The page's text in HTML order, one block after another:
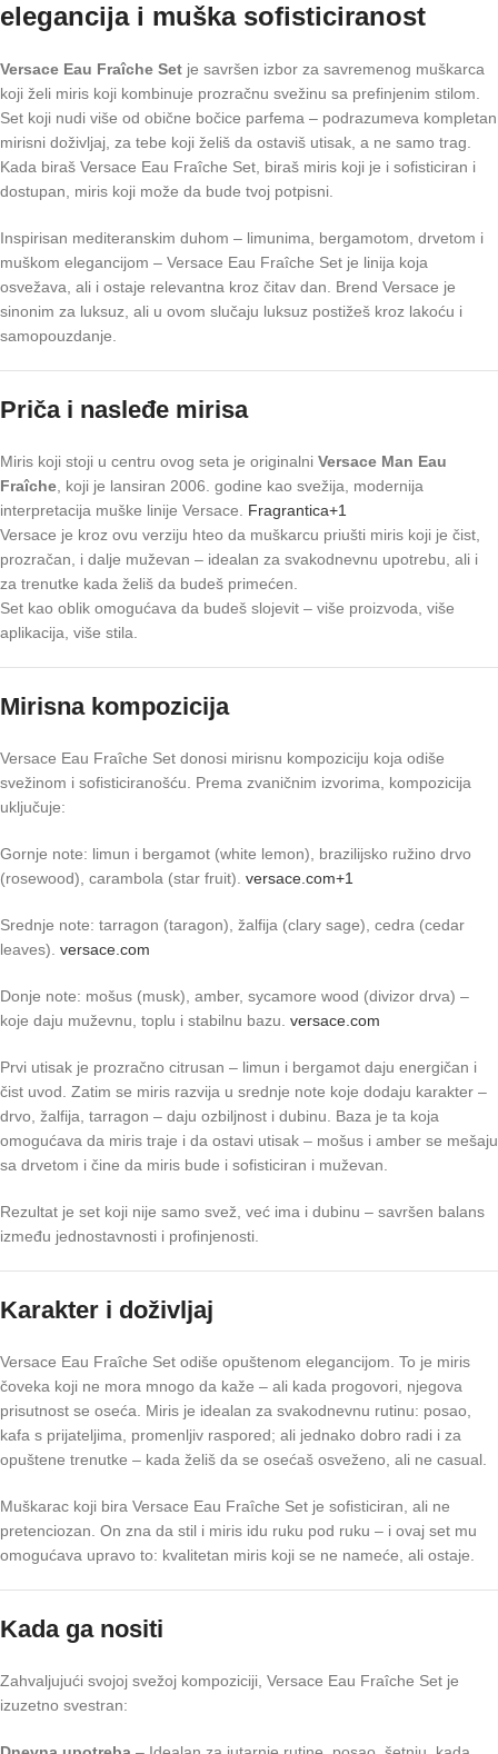
elegancija i muška sofisticiranost
Versace Eau Fraîche Set je savršen izbor za savremenog muškarca
koji želi miris koji kombinuje prozračnu svežinu sa prefinjenim stilom.
Set koji nudi više od obične bočice parfema – podrazumeva kompletan
mirisni doživljaj, za tebe koji želiš da ostaviš utisak, a ne samo trag.
Kada biraš Versace Eau Fraîche Set, biraš miris koji je i sofisticiran i
dostupan, miris koji može da bude tvoj potpisni.
Inspirisan mediteranskim duhom – limunima, bergamotom, drvetom i
muškom elegancijom – Versace Eau Fraîche Set je linija koja
osvežava, ali i ostaje relevantna kroz čitav dan. Brend Versace je
sinonim za luksuz, ali u ovom slučaju luksuz postižeš kroz lakoću i
samopouzdanje.
Priča i nasleđe mirisa
Miris koji stoji u centru ovog seta je originalni Versace Man Eau
Fraîche , koji je lansiran 2006. godine kao svežija, modernija
interpretacija muške linije Versace. Fragrantica+1
Versace je kroz ovu verziju hteo da muškarcu priušti miris koji je čist,
prozračan, i dalje muževan – idealan za svakodnevnu upotrebu, ali i
za trenutke kada želiš da budeš primećen.
Set kao oblik omogućava da budeš slojevit – više proizvoda, više
aplikacija, više stila.
Mirisna kompozicija
Versace Eau Fraîche Set donosi mirisnu kompoziciju koja odiše
svežinom i sofisticiranošću. Prema zvaničnim izvorima, kompozicija
uključuje:
Gornje note: limun i bergamot (white lemon), brazilijsko ružino drvo
(rosewood), carambola (star fruit). versace.com+1
Srednje note: tarragon (taragon), žalfija (clary sage), cedra (cedar
leaves). versace.com
Donje note: mošus (musk), amber, sycamore wood (divizor drva) –
koje daju muževnu, toplu i stabilnu bazu. versace.com
Prvi utisak je prozračno citrusan – limun i bergamot daju energičan i
čist uvod. Zatim se miris razvija u srednje note koje dodaju karakter –
drvo, žalfija, tarragon – daju ozbiljnost i dubinu. Baza je ta koja
omogućava da miris traje i da ostavi utisak – mošus i amber se mešaju
sa drvetom i čine da miris bude i sofisticiran i muževan.
Rezultat je set koji nije samo svež, već ima i dubinu – savršen balans
između jednostavnosti i profinjenosti.
Karakter i doživljaj
Versace Eau Fraîche Set odiše opuštenom elegancijom. To je miris
čoveka koji ne mora mnogo da kaže – ali kada progovori, njegova
prisutnost se oseća. Miris je idealan za svakodnevnu rutinu: posao,
kafa s prijateljima, promenljiv raspored; ali jednako dobro radi i za
opuštene trenutke – kada želiš da se osećaš osveženo, ali ne casual.
Muškarac koji bira Versace Eau Fraîche Set je sofisticiran, ali ne
pretenciozan. On zna da stil i miris idu ruku pod ruku – i ovaj set mu
omogućava upravo to: kvalitetan miris koji se ne nameće, ali ostaje.
Kada ga nositi
Zahvaljujući svojoj svežoj kompoziciji, Versace Eau Fraîche Set je
izuzetno svestran: